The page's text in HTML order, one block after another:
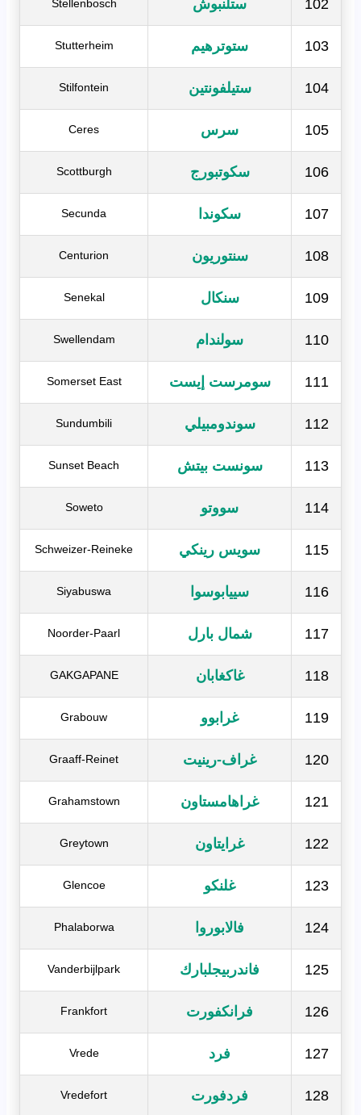
102 ستلنبوش Stellenbosch
103 ستوترهيم Stutterheim
104 ستيلفونتين Stilfontein
105 سرس Ceres
106 سكوتبورج Scottburgh
107 سكوندا Secunda
108 سنتوريون Centurion
109 سنكال Senekal
110 سولندام Swellendam
111 سومرست إيست Somerset East
112 سوندومبيلي Sundumbili
113 سونست بيتش Sunset Beach
114 سووتو Soweto
115 سويس رينكي Schweizer-Reineke
116 سييابوسوا Siyabuswa
117 شمال بارل Noorder-Paarl
118 غاكغابان GAKGAPANE
119 غرابوو Grabouw
120 غراف-رينيت Graaff-Reinet
121 غراهامستاون Grahamstown
122 غرايتاون Greytown
123 غلنكو Glencoe
124 فالابوروا Phalaborwa
125 فاندربيجلبارك Vanderbijlpark
126 فرانكفورت Frankfort
127 فرد Vrede
128 فردفورت Vredefort